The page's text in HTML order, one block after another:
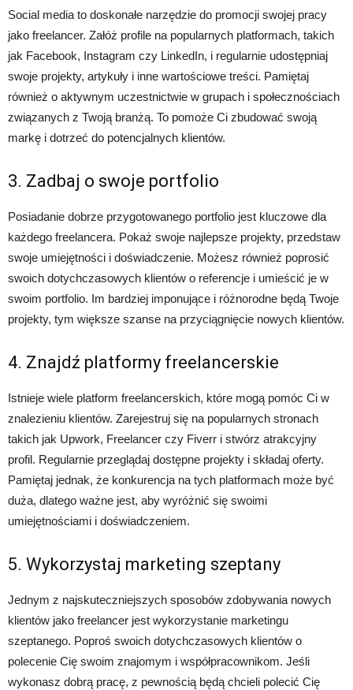
Social media to doskonałe narzędzie do promocji swojej pracy
jako freelancer. Załóż profile na popularnych platformach, takich
jak Facebook, Instagram czy LinkedIn, i regularnie udostępniaj
swoje projekty, artykuły i inne wartościowe treści. Pamiętaj
również o aktywnym uczestnictwie w grupach i społecznościach
związanych z Twoją branżą. To pomoże Ci zbudować swoją
markę i dotrzeć do potencjalnych klientów.
3. Zadbaj o swoje portfolio
Posiadanie dobrze przygotowanego portfolio jest kluczowe dla
każdego freelancera. Pokaż swoje najlepsze projekty, przedstaw
swoje umiejętności i doświadczenie. Możesz również poprosić
swoich dotychczasowych klientów o referencje i umieścić je w
swoim portfolio. Im bardziej imponujące i różnorodne będą Twoje
projekty, tym większe szanse na przyciągnięcie nowych klientów.
4. Znajdź platformy freelancerskie
Istnieje wiele platform freelancerskich, które mogą pomóc Ci w
znalezieniu klientów. Zarejestruj się na popularnych stronach
takich jak Upwork, Freelancer czy Fiverr i stwórz atrakcyjny
profil. Regularnie przeglądaj dostępne projekty i składaj oferty.
Pamiętaj jednak, że konkurencja na tych platformach może być
duża, dlatego ważne jest, aby wyróżnić się swoimi
umiejętnościami i doświadczeniem.
5. Wykorzystaj marketing szeptany
Jednym z najskuteczniejszych sposobów zdobywania nowych
klientów jako freelancer jest wykorzystanie marketingu
szeptanego. Poproś swoich dotychczasowych klientów o
polecenie Cię swoim znajomym i współpracownikom. Jeśli
wykonasz dobrą pracę, z pewnością będą chcieli polecić Cię